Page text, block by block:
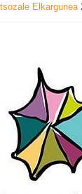
Elkargunea